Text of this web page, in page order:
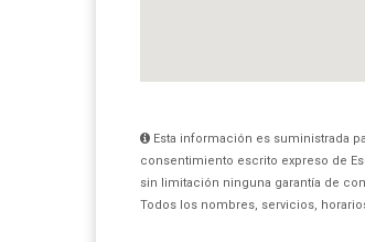
Esta información es suministrada
consentimiento escrito expreso de
sin limitación ninguna garantía de
Todos los nombres, servicios,